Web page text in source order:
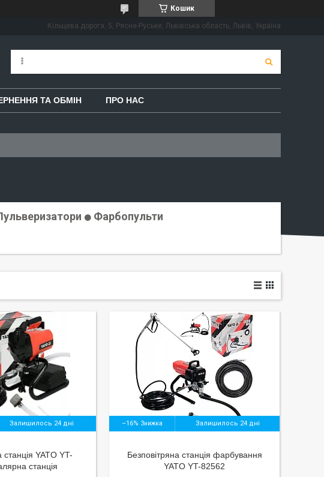
Кошик
Кільцева дорога, 5, Рясне-Руське, Львівська область, Львів, Україна
ТА ОБМІН ПРО НАС
⚫ Фарбопульти
Залишилось 24 дні
YATO YT-
станція
–16% Залишилось 24 дні
Безповітряна станція фарбування
YATO YT-82562